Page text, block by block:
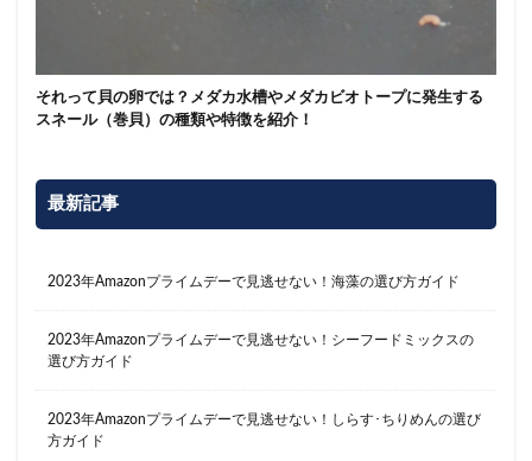
それって貝の卵では？メダカ水槽やメダカビオトープに発生する
スネール（巻貝）の種類や特徴を紹介！
最新記事
2023年Amazonプライムデーで見逃せない！海藻の選び方ガイド
2023年Amazonプライムデーで見逃せない！シーフードミックスの
選び方ガイド
2023年Amazonプライムデーで見逃せない！しらす･ちりめんの選び
方ガイド